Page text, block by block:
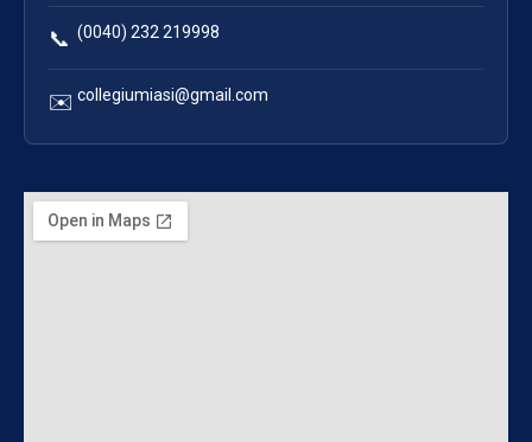
📞 (0040) 232 219998
✉️ collegiumiasi@gmail.com